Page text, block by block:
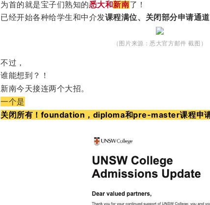
为首的就是宝子们熟知的悉大和新南了！
已经开始各种给学生和中介发课程满位、关闭部分申请通道
（图片来源：悉大官方邮件 截图）
不过，
谁能想到？！
新南今天接连两个大招。
一个是
关闭所有！foundation，diploma和pre-master课程申